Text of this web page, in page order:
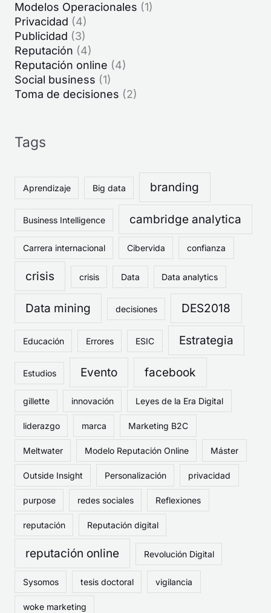
Modelos Operacionales (1)
Privacidad (4)
Publicidad (3)
Reputación (4)
Reputación online (4)
Social business (1)
Toma de decisiones (2)
Tags
Aprendizaje Big data branding
Business Intelligence cambridge analytica
Carrera internacional Cibervida confianza
crisis crisis Data Data analytics
Data mining decisiones DES2018
Educación Errores ESIC Estrategia
Estudios Evento facebook
gillette innovación Leyes de la Era Digital
liderazgo marca Marketing B2C
Meltwater Modelo Reputación Online Máster
Outside Insight Personalización privacidad
purpose redes sociales Reflexiones
reputación Reputación digital
reputación online Revolución Digital
Sysomos tesis doctoral vigilancia
woke marketing